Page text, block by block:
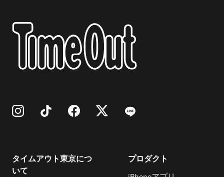
タイムアウト東京につ
いて
プロダクト